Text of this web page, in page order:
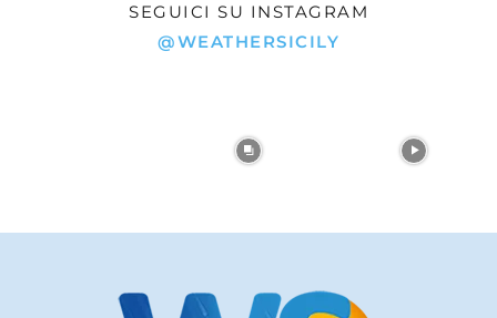
SEGUICI SU INSTAGRAM
@WEATHERSICILY